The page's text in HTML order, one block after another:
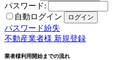
パスワード:
自動ログイン
パスワード紛失
不動産業者様 新規登録
業者様利用開始までの流れ